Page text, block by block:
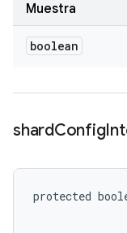
Muestra
boolean
shardConfig
protected